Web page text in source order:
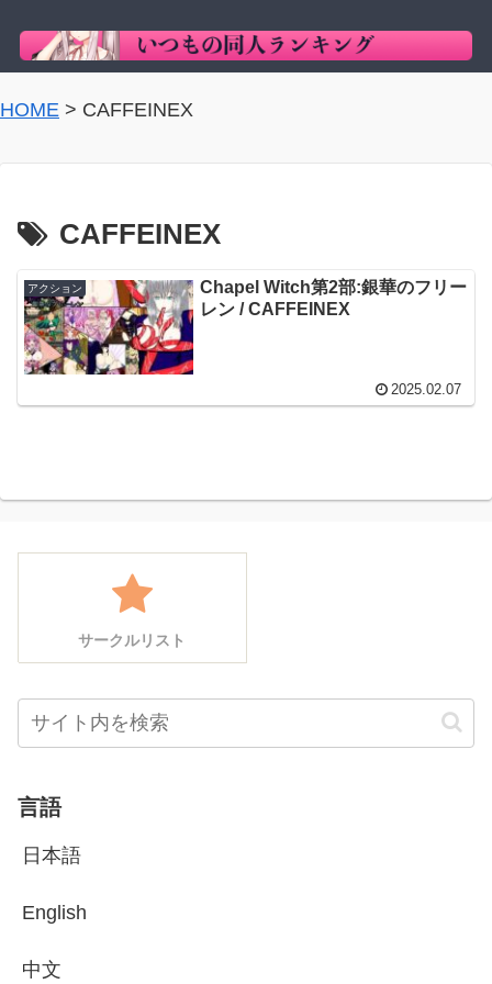
HOME > CAFFEINEX
CAFFEINEX
アクション
Chapel Witch第2部:銀華のフリー
レン / CAFFEINEX
2025.02.07
サークルリスト
言語
日本語
English
中文